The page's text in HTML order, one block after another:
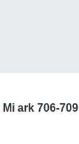
ark 706-709